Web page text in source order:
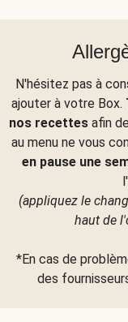
N'hésitez pas à
ajouter à votre Box.
nos recettes afin
au menu ne vous
en pause une
(appliquez le
haut de
*En cas de
des